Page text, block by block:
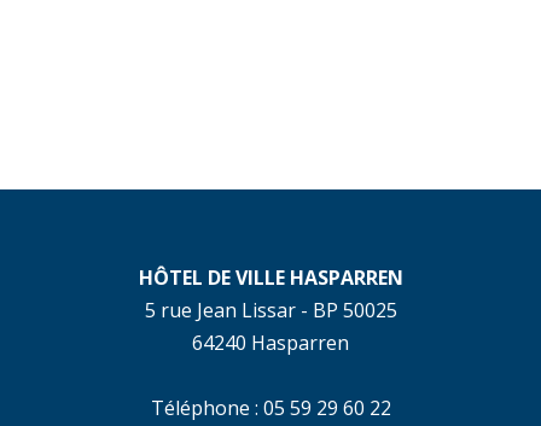
HÔTEL DE VILLE HASPARREN
5 rue Jean Lissar - BP 50025
64240 Hasparren
Téléphone : 05 59 29 60 22